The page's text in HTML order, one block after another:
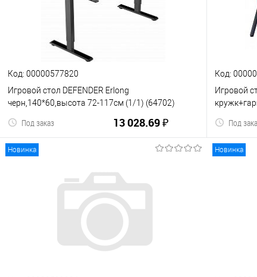
Код: 00000577820
Игровой стол DEFENDER Erlong
черн,140*60,высота 72-117см (1/1) (64702)
13 028.69 ₽
Под заказ
В корзину
В избранное
Код:
Игровой
Под
Новинка Новинка